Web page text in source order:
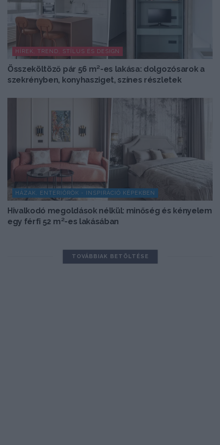
HÍREK, TREND, STÍLUS ÉS DESIGN
Összeköltöző pár 56 m²-es lakása: dolgozósarok a
szekrényben, konyhasziget, színes részletek
HÁZAK, ENTERIŐRÖK - INSPIRÁCIÓ KÉPEKBEN
Hivalkodó megoldások nélkül: minőség és kényelem
egy férfi 52 m²-es lakásában
TOVÁBBIAK BETÖLTÉSE